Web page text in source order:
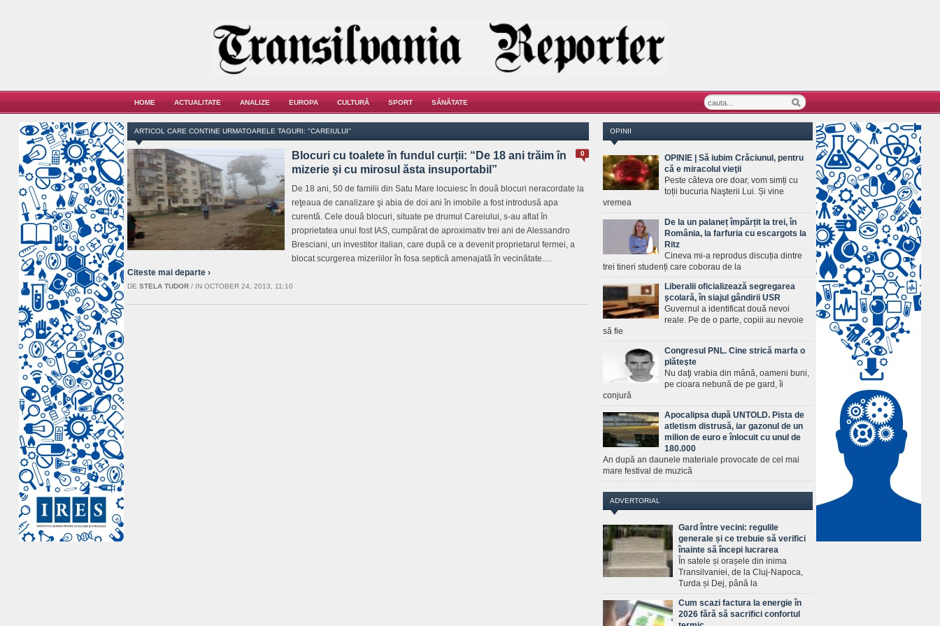
HOME ACTUALITATE ANALIZE EUROPA CULTURĂ SPORT SĂNĂTATE
ARTICOL CARE CONTINE URMATOARELE TAGURI: "CAREIULUI"
0
Blocuri cu toalete în fundul curții: “De 18 ani trăim în
mizerie şi cu mirosul ăsta insuportabil”
De 18 ani, 50 de familii din Satu Mare locuiesc în două blocuri neracordate la
reţeaua de canalizare şi abia de doi ani în imobile a fost introdusă apa
curentă. Cele două blocuri, situate pe drumul Careiului, s-au aflat în
proprietatea unui fost IAS, cumpărat de aproximativ trei ani de Alessandro
Bresciani, un investitor italian, care după ce a devenit proprietarul fermei, a
blocat scurgerea mizeriilor în fosa septică amenajată în vecinătate.…
Citeste mai departe ›
DE STELA TUDOR / IN OCTOBER 24, 2013, 11:10
OPINII
OPINIE | Să iubim Crăciunul, pentru
că e miracolul vieţii
Peste câteva ore doar, vom simți cu
toții bucuria Naşterii Lui. Și vine
vremea
De la un palaneț împărțit la trei, în
România, la farfuria cu escargots la
Ritz
Cineva mi-a reprodus discuția dintre
trei tineri studenți care coborau de la
Liberalii oficializează segregarea
şcolară, în siajul gândirii USR
Guvernul a identificat două nevoi
reale. Pe de o parte, copiii au nevoie
să fie
Congresul PNL. Cine strică marfa o
plăteşte
Nu daţi vrabia din mână, oameni buni,
pe cioara nebună de pe gard, îi
conjură
Apocalipsa după UNTOLD. Pista de
atletism distrusă, iar gazonul de un
milion de euro e înlocuit cu unul de
180.000
An după an daunele materiale provocate de cel mai
mare festival de muzică
ADVERTORIAL
Gard între vecini: regulile
generale și ce trebuie să verifici
înainte să începi lucrarea
În satele și orașele din inima
Transilvaniei, de la Cluj-Napoca,
Turda și Dej, până la
Cum scazi factura la energie în
2026 fără să sacrifici confortul